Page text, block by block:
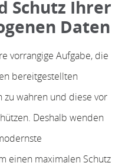
Schutz Ihrer
Daten
vorrangige Aufgabe, die
bereitgestellten
zu wahren und diese vor
Deshalb wenden
einen maximalen Schutz